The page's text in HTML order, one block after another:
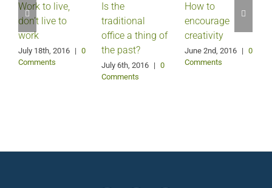
Work to live,
don’t live to
work
July 18th, 2016 | 0
Comments
Is the
traditional
office a thing of
the past?
July 6th, 2016 | 0
Comments
How to
encourage
creativity
June 2nd, 2016 | 0
Comments